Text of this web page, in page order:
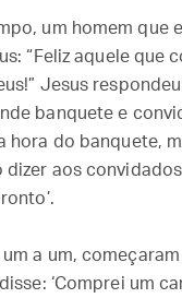
um homem que
“Feliz aquele que
Jesus
banquete e
hora do banquete,
aos
a um,
‘Comprei um